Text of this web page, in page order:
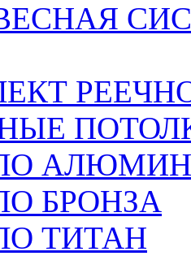
БРОНЗА
ТИТАН